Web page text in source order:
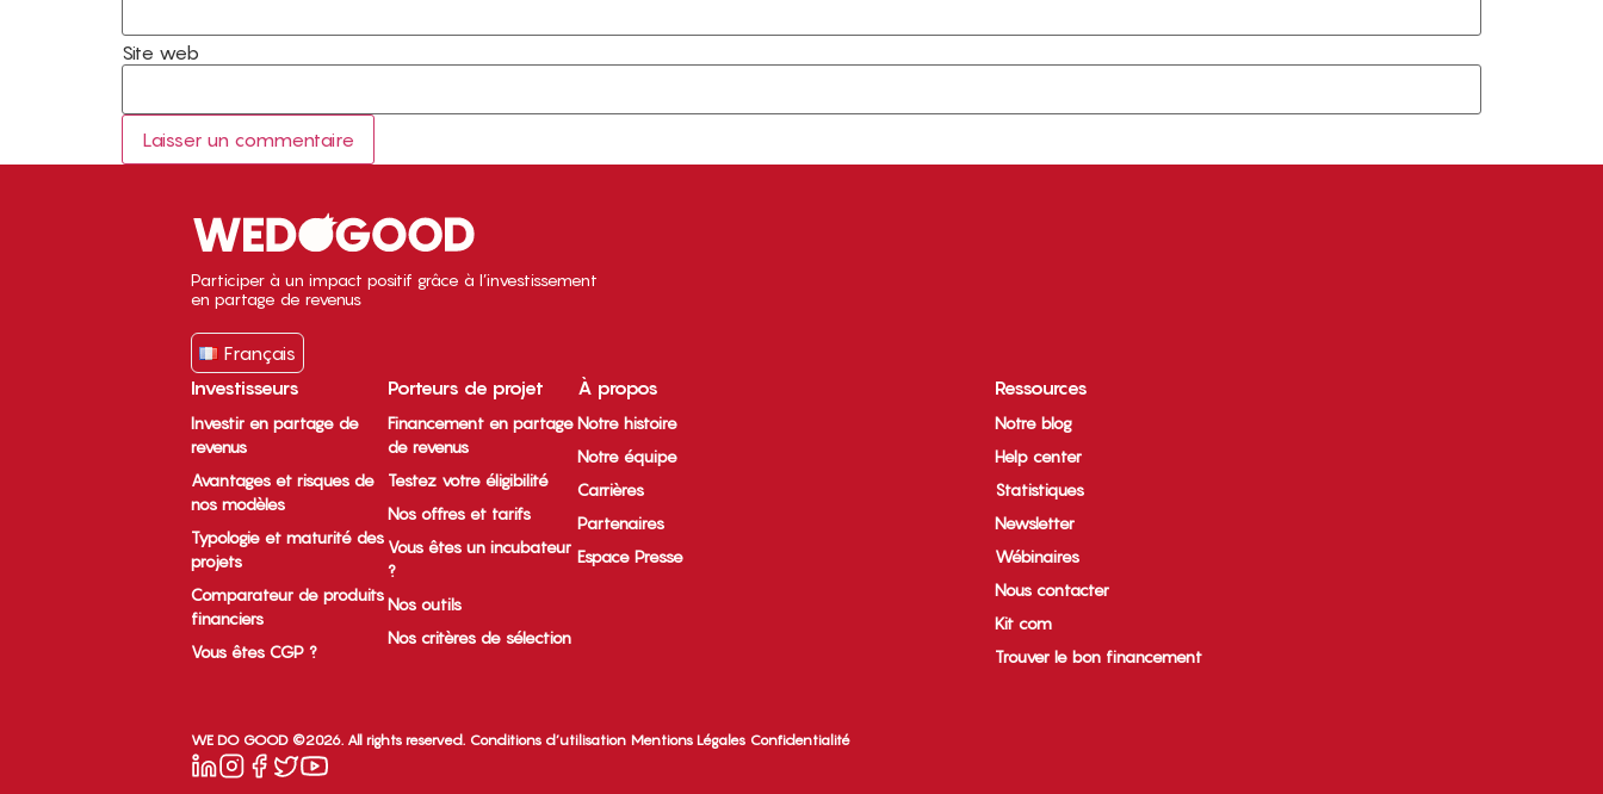
Site web
Participer à un impact positif grâce à l’investissement
en partage de revenus
Français
Investisseurs
Investir en partage de
revenus
Avantages et risques de
nos modèles
Typologie et maturité des
projets
Comparateur de produits
financiers
Vous êtes CGP ?
Porteurs de projet
Financement en partage
de revenus
Testez votre éligibilité
Nos offres et tarifs
Vous êtes un incubateur
?
Nos outils
Nos critères de sélection
À propos
Notre histoire
Notre équipe
Carrières
Partenaires
Espace Presse
Ressources
Notre blog
Help center
Statistiques
Newsletter
Wébinaires
Nous contacter
Kit com
Trouver le bon financement
WE DO GOOD ©2026. All rights reserved. Conditions d’utilisation Mentions Légales Confidentialité